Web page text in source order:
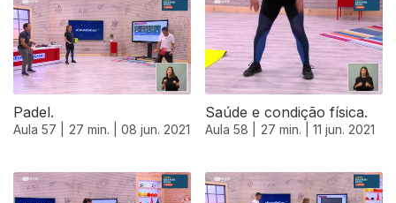
Padel.
Aula 57 | 27 min. | 08 jun. 2021
Saúde e condição física.
Aula 58 | 27 min. | 11 jun. 2021
551937